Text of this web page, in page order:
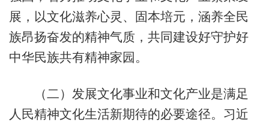
展，以文化滋养心灵、固本培元，涵养全民
族昂扬奋发的精神气质，共同建设好守护好
中华民族共有精神家园。
（二）发展文化事业和文化产业是满足
人民精神文化生活新期待的必要途径。习近